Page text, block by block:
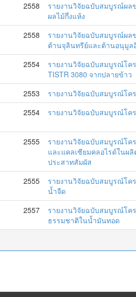
2558
รายงานวิจัยฉบับสมบูรณ์ผล
ผลไม้กึ่งแห้ง
2558
รายงานวิจัยฉบับสมบูรณ์ผล
ต้านจุลินทรีย์และต้านอนุมู
2554
รายงานวิจัยฉบับสมบูรณ์โค
TISTR 3080 จากปลายข้าว
2553
รายงานวิจัยฉบับสมบูรณ์โ
2554
รายงานวิจัยฉบับสมบูรณ์โค
2555
รายงานวิจัยฉบับสมบูรณ์โค
และแคลเซียมคลอไรด์ในผ
ประสาทสัมผัส
2555
รายงานวิจัยฉบับสมบูรณ์โค
น้ำจืด
2557
รายงานวิจัยฉบับสมบูรณ์โค
ธรรมชาติในน้ำมันทอด